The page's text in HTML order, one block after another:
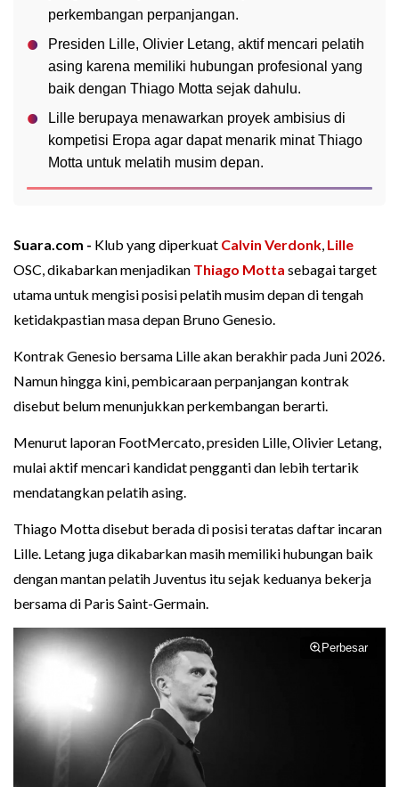
perkembangan perpanjangan.
Presiden Lille, Olivier Letang, aktif mencari pelatih
asing karena memiliki hubungan profesional yang
baik dengan Thiago Motta sejak dahulu.
Lille berupaya menawarkan proyek ambisius di
kompetisi Eropa agar dapat menarik minat Thiago
Motta untuk melatih musim depan.
Suara.com - Klub yang diperkuat Calvin Verdonk, Lille
OSC, dikabarkan menjadikan Thiago Motta sebagai target
utama untuk mengisi posisi pelatih musim depan di tengah
ketidakpastian masa depan Bruno Genesio.
Kontrak Genesio bersama Lille akan berakhir pada Juni 2026.
Namun hingga kini, pembicaraan perpanjangan kontrak
disebut belum menunjukkan perkembangan berarti.
Menurut laporan FootMercato, presiden Lille, Olivier Letang,
mulai aktif mencari kandidat pengganti dan lebih tertarik
mendatangkan pelatih asing.
Thiago Motta disebut berada di posisi teratas daftar incaran
Lille. Letang juga dikabarkan masih memiliki hubungan baik
dengan mantan pelatih Juventus itu sejak keduanya bekerja
bersama di Paris Saint-Germain.
Perbesar